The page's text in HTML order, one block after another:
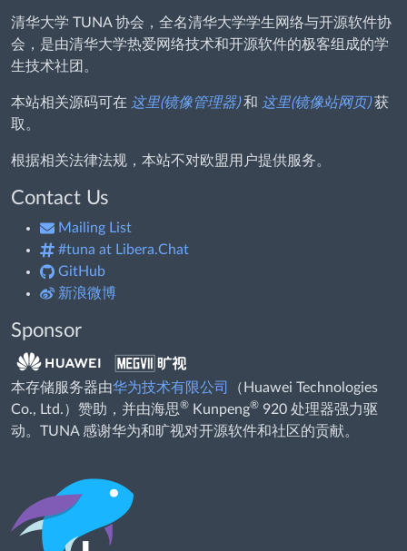
清华大学 TUNA 协会，全名清华大学学生网络与开源软件协
会，是由清华大学热爱网络技术和开源软件的极客组成的学
生技术社团。
本站相关源码可在 这里(镜像管理器)和 这里(镜像站网页)获
取。
根据相关法律法规，本站不对欧盟用户提供服务。
Contact Us
Mailing List
#tuna at Libera.Chat
GitHub
新浪微博
Sponsor
本存储服务器由华为技术有限公司
（Huawei Technologies
Co., Ltd.）赞助，并由海思® Kunpeng® 920 处理器强力驱
动。TUNA 感谢华为和旷视对开源软件和社区的贡献。